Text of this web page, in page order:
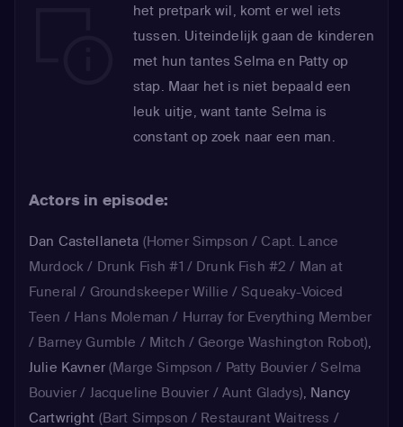
het pretpark wil, komt er wel iets
tussen. Uiteindelijk gaan de kinderen
met hun tantes Selma en Patty op
stap. Maar het is niet bepaald een
leuk uitje, want tante Selma is
constant op zoek naar een man.
Actors in episode:
Dan Castellaneta (Homer Simpson / Capt. Lance
Murdock / Drunk Fish #1 / Drunk Fish #2 / Man at
Funeral / Groundskeeper Willie / Squeaky-Voiced
Teen / Hans Moleman / Hurray for Everything Member
/ Barney Gumble / Mitch / George Washington Robot),
Julie Kavner(Marge Simpson / Patty Bouvier / Selma
Bouvier / Jacqueline Bouvier / Aunt Gladys), Nancy
Cartwright (Bart Simpson / Restaurant Waitress /